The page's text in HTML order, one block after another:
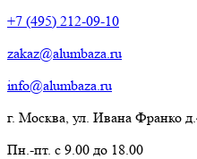
+7 (495) 212-09-10
zakaz@alumbaza.ru
info@alumbaza.ru
г. Москва, ул. Ивана Франко
Пн.-пт. с 9.00 до 18.00